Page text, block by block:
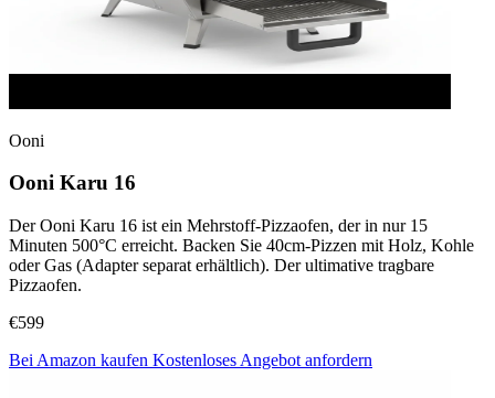
Ooni
Ooni Karu 16
Der Ooni Karu 16 ist ein Mehrstoff-Pizzaofen, der in nur 15
Minuten 500°C erreicht. Backen Sie 40cm-Pizzen mit Holz, Kohle
oder Gas (Adapter separat erhältlich). Der ultimative tragbare
Pizzaofen.
€599
Bei Amazon kaufen Kostenloses Angebot anfordern